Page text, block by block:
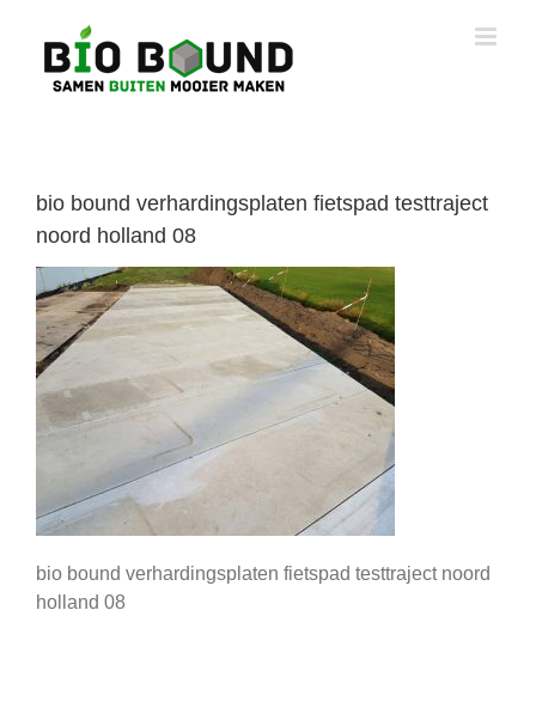
inhoud
bio bound verhardingsplaten fietspad testtraject
noord holland 08
bio bound verhardingsplaten fietspad testtraject noord
holland 08